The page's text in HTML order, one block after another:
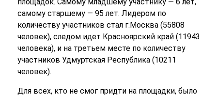
самому старшему — 95 лет. Лидером по
количеству участников стал г.Москва (55808
человек), следом идет Красноярский край (11943
человека), и на третьем месте по количеству
участников Удмуртская Республика (10211
человек).
Для всех, кто не смог придти на площадки, было